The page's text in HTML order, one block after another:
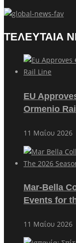
ΤΕΛΕΥΤΑΙΑ
EU
Ormenio
11 Μαΐου 2026
Mar-Bella
Events for
11 Μαΐου 2026